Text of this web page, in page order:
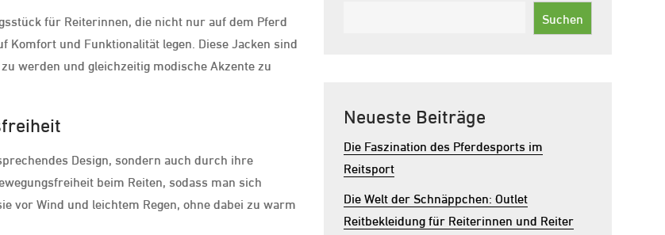
für Reiterinnen, die nicht nur auf dem Pferd
Komfort und Funktionalität legen. Diese Jacken sind
werden und gleichzeitig modische Akzente zu
Design, sondern auch durch ihre
beim Reiten, sodass man sich
vor Wind und leichtem Regen, ohne dabei zu warm
Suchen
Neueste Beiträge
Die Faszination des Pferdesports im
Reitsport
Die Welt der Schnäppchen: Outlet
Reitbekleidung für Reiterinnen und Reiter